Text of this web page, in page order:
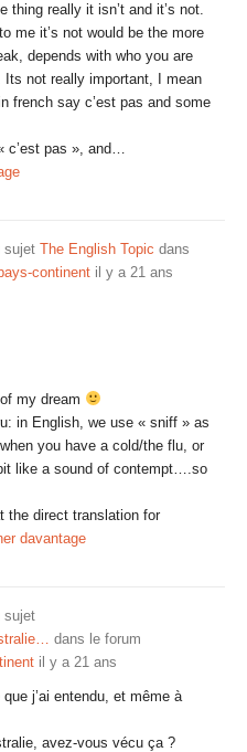
thing really it isn’t and it’s not.
me it’s not would be the more
depends with who you are
Its not really important, I mean
french say c’est pas and some
c’est pas », and…
sujet The English Topic dans
continent il y a 21 ans
my dream
in English, we use « sniff » as
you have a cold/the flu, or
like a sound of contempt….so
the direct translation for
davantage
sujet
dans le forum
il y a 21 ans
que j’ai entendu, et même à
avez-vous vécu ça ?